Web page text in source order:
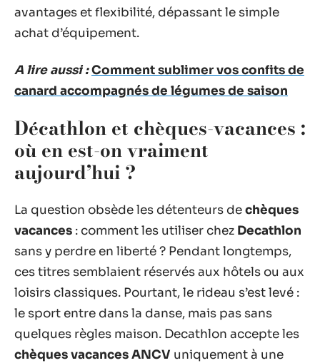
avantages et flexibilité, dépassant le simple
achat d’équipement.
A lire aussi :Comment sublimer vos confits de
canard accompagnés de légumes de saison
Décathlon et chèques-vacances :
où en est-on vraiment
aujourd’hui ?
La question obsède les détenteurs dechèques
vacances : comment les utiliser chez Decathlon
sans y perdre en liberté ? Pendant longtemps,
ces titres semblaient réservés aux hôtels ou aux
loisirs classiques. Pourtant, le rideau s’est levé :
le sport entre dans la danse, mais pas sans
quelques règles maison. Decathlon accepte les
chèques vacances ANCV uniquement à une